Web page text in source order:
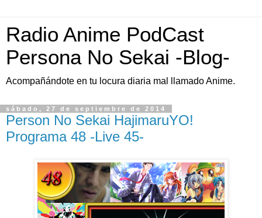
Radio Anime PodCast
Persona No Sekai -Blog-
Acompañándote en tu locura diaria mal llamado Anime.
sábado, 27 de septiembre de 2014
Person No Sekai HajimaruYO!
Programa 48 -Live 45-